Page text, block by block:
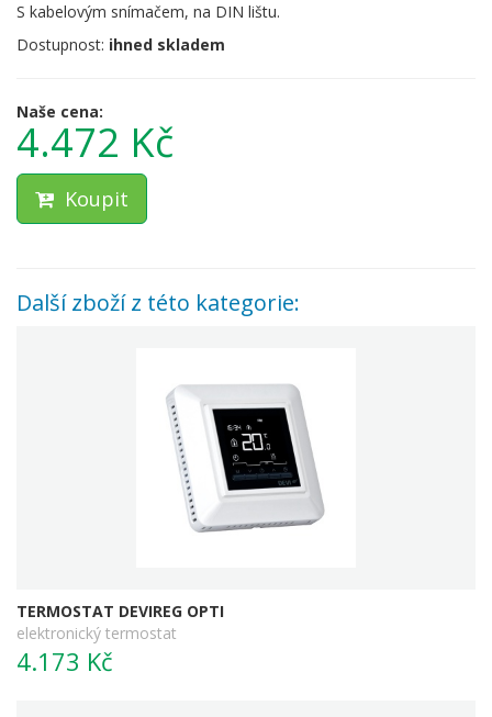
S kabelovým snímačem, na DIN lištu.
Dostupnost: ihned skladem
Naše cena:
4.472 Kč
Koupit
Další zboží z této kategorie:
TERMOSTAT DEVIREG OPTI
elektronický termostat
4.173 Kč